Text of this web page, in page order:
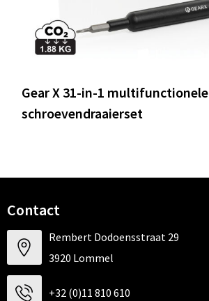
Gear X 31-in-1 multifunctionele
schroevendraaierset
Contact
Rembert Dodoensstraat 29
3920 Lommel
+32 (0)11 810 610